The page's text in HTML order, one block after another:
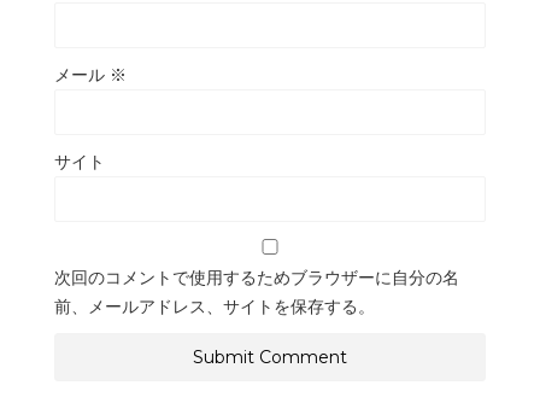
メール ※
サイト
次回のコメントで使用するためブラウザーに自分の名
前、メールアドレス、サイトを保存する。